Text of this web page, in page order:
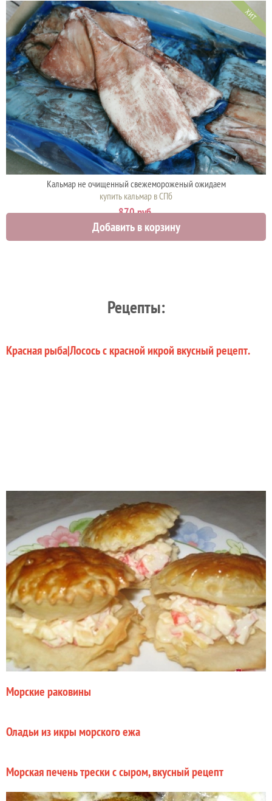
ХИТ
Кальмар не очищенный свежемороженый ожидаем
купить кальмар в СПб
870 руб.
Добавить в корзину
Рецепты:
Красная рыба|Лосось с красной икрой вкусный рецепт.
Морские раковины
Оладьи из икры морского ежа
Морская печень трески с сыром, вкусный рецепт